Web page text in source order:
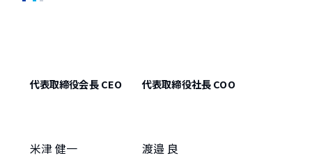
代表取締役会長 CEO
米津 健一
代表取締役社長 COO
渡邉 良